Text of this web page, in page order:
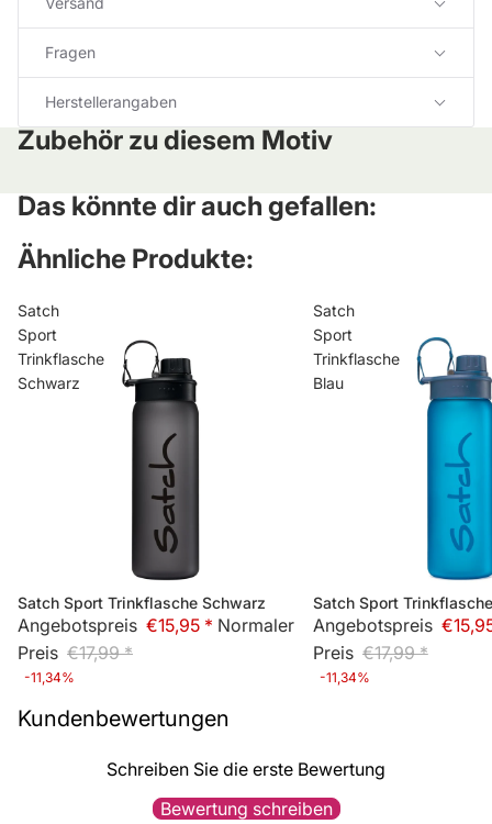
Fragen
Herstellerangaben
Zubehör zu diesem Motiv
Das könnte dir auch gefallen:
Ähnliche Produkte:
Satch
Sport
Trinkflasche
Schwarz
Sale
Satch Sport Trinkflasche Schwarz
Angebotspreis €15,95 * Normaler
Preis €17,99 *
-11,34%
Satch
Sport
Trinkflasche
Blau
Sale
Satch Sport
Angebotspreis
Preis €17,99 *
-11,34%
Kundenbewertungen
Schreiben Sie die erste Bewertung
Bewertung schreiben